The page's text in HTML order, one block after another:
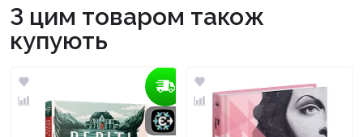
З цим товаром також
купують